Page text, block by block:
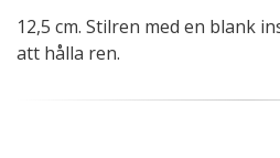
12,5 cm. Stilren med en blank
att hålla ren.